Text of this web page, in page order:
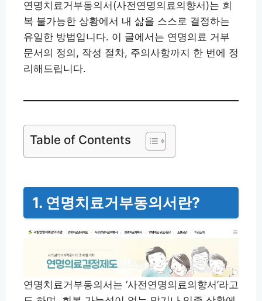
연명치료거부동의서(사전연명의료의향서)는 회
복 불가능한 상황에서 내 삶을 스스로 결정하는
유일한 방법입니다. 이 글에서는 연명의료 거부
문서의 정의, 작성 절차, 주의사항까지 한 번에 정
리해드립니다.
Table of Contents
1. 연명치료거부동의서란?
연명치료거부동의서는 ‘사전연명의료의향서’라고